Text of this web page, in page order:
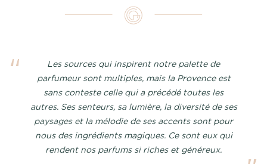
Les sources qui inspirent notre palette de
parfumeur sont multiples, mais la Provence est
sans conteste celle qui a précédé toutes les
autres. Ses senteurs, sa lumière, la diversité de ses
paysages et la mélodie de ses accents sont pour
nous des ingrédients magiques. Ce sont eux qui
rendent nos parfums si riches et généreux.